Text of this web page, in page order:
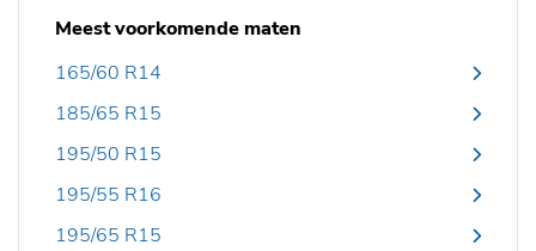
Meest voorkomende maten
165/60 R14
185/65 R15
195/50 R15
195/55 R16
195/65 R15